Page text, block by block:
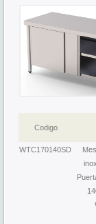
Codigo
WTC170140SD